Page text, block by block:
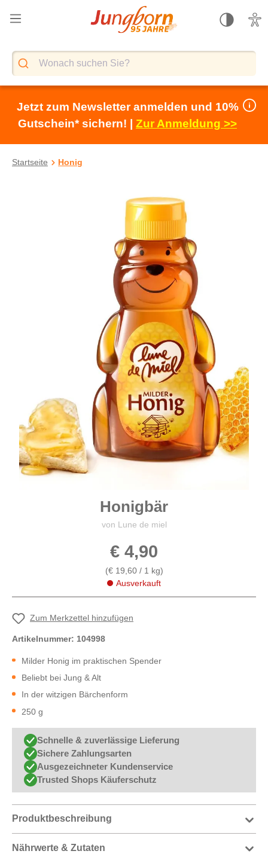
springen
Jetzt zum Newsletter anmelden und 10%
Gutschein* sichern! | Zur Anmeldung >>
Startseite Honig
Honigbär
von Lune de miel
€ 4,90
(€ 19,60 / 1 kg)
Ausverkauft
Zum Merkzettel hinzufügen
Artikelnummer: 104998
Milder Honig im praktischen Spender
Beliebt bei Jung & Alt
In der witzigen Bärchenform
250 g
Schnelle & zuverlässige Lieferung
Sichere Zahlungsarten
Ausgezeichneter Kundenservice
Trusted Shops Käuferschutz
Produktbeschreibung
Nährwerte & Zutaten